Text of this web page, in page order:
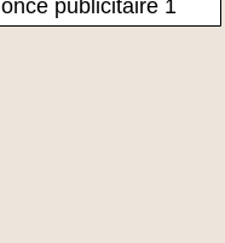
publicitaire 1